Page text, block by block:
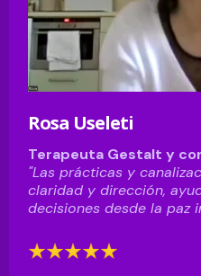
Rosa Useleti
Terapeuta Gestalt y
"Las prácticas y
claridad y dirección,
decisiones desde la paz